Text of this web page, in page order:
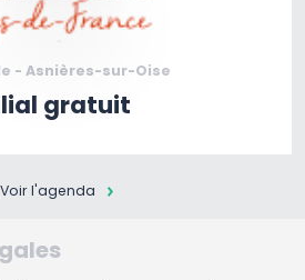
- Asnières-sur-Oise
gratuit
Voir l'agenda